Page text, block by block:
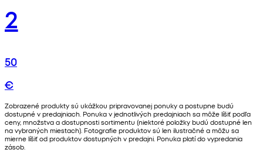
2
50
€
Zobrazené produkty sú ukážkou pripravovanej ponuky a postupne budú
dostupné v predajniach. Ponuka v jednotlivých predajniach sa môže líšiť podľa
ceny, množstva a dostupnosti sortimentu (niektoré položky budú dostupné len
na vybraných miestach). Fotografie produktov sú len ilustračné a môžu sa
mierne líšiť od produktov dostupných v predajni. Ponuka platí do vypredania
zásob.